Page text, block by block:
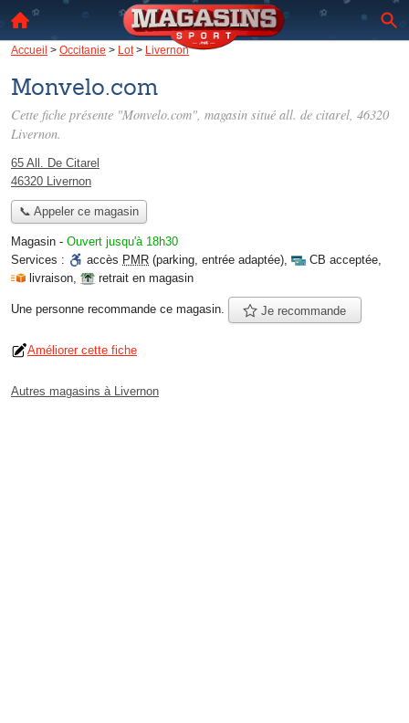
Accueil > Occitanie > Lot> Livernon
Monvelo.com
Cette fiche présente "Monvelo.com", magasin situé all. de citarel, 46320
Livernon.
65 All. De Citarel
46320 Livernon
📞 Appeler ce magasin
Magasin - Ouvert jusqu'à 18h30
Services :
accès PMR (parking, entrée adaptée), CB acceptée,
livraison, retrait en magasin
Une personne recommande ce magasin. Je recommande
Améliorer cette fiche
Autres magasins à Livernon